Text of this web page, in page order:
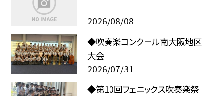
2026/08/08
◆吹奏楽コンクール南大阪地区
大会
2026/07/31
◆第10回フェニックス吹奏楽祭